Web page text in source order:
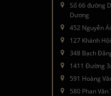
Số 66 đường
Dương
452 Nguyễn
127 Khánh
348 Bạch
1411 Đường
591 Hoàng
580 Phan Văn